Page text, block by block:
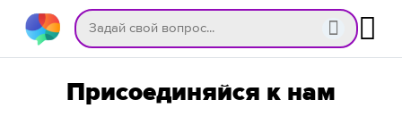
Присоединяйся к нам